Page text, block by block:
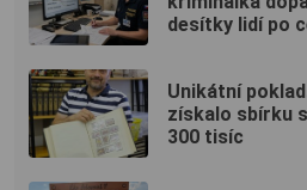
desítky lidí po
Unikátní
získalo sbírku
300 tisíc